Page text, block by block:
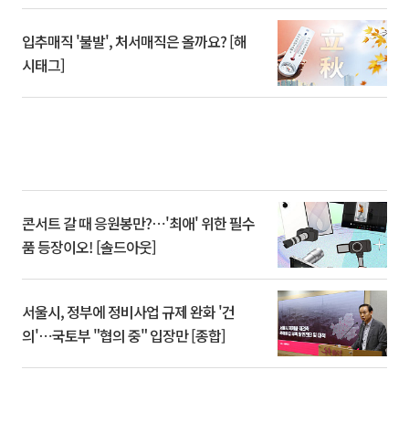
입추매직 '불발', 처서매직은 올까요? [해
시태그]
콘서트 갈 때 응원봉만?⋯'최애' 위한 필수
품 등장이오! [솔드아웃]
서울시, 정부에 정비사업 규제 완화 '건
의'⋯국토부 "협의 중" 입장만 [종합]